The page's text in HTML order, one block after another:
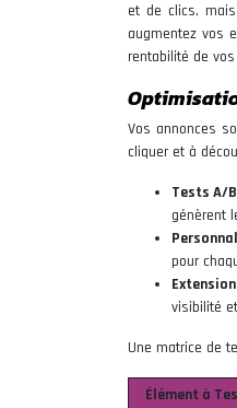
et de clics,
augmentez vos
rentabilité de
Vos annonces
cliquer et à
Tests A/
génèrent
pour
visibilité
Une matrice de
Élément à